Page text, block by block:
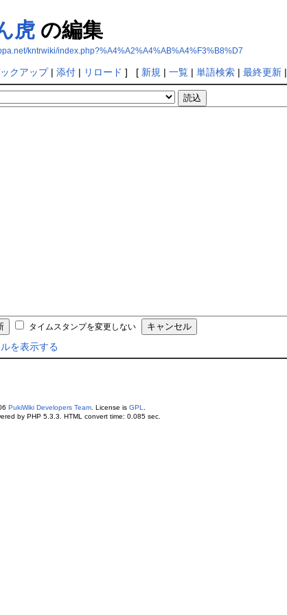
虎の編集
kntrwiki/index.php?%A4%A2%A4%AB%A4%F3%B8%D7
クアップ| 添付| リロード ] [ 新規 | 一覧| 単語検索| 最終更新|
タイムスタンプを変更しない
を表示する
PukiWiki Developers Team. License is GPL
by PHP 5.3.3. HTML convert time: 0.085 sec.